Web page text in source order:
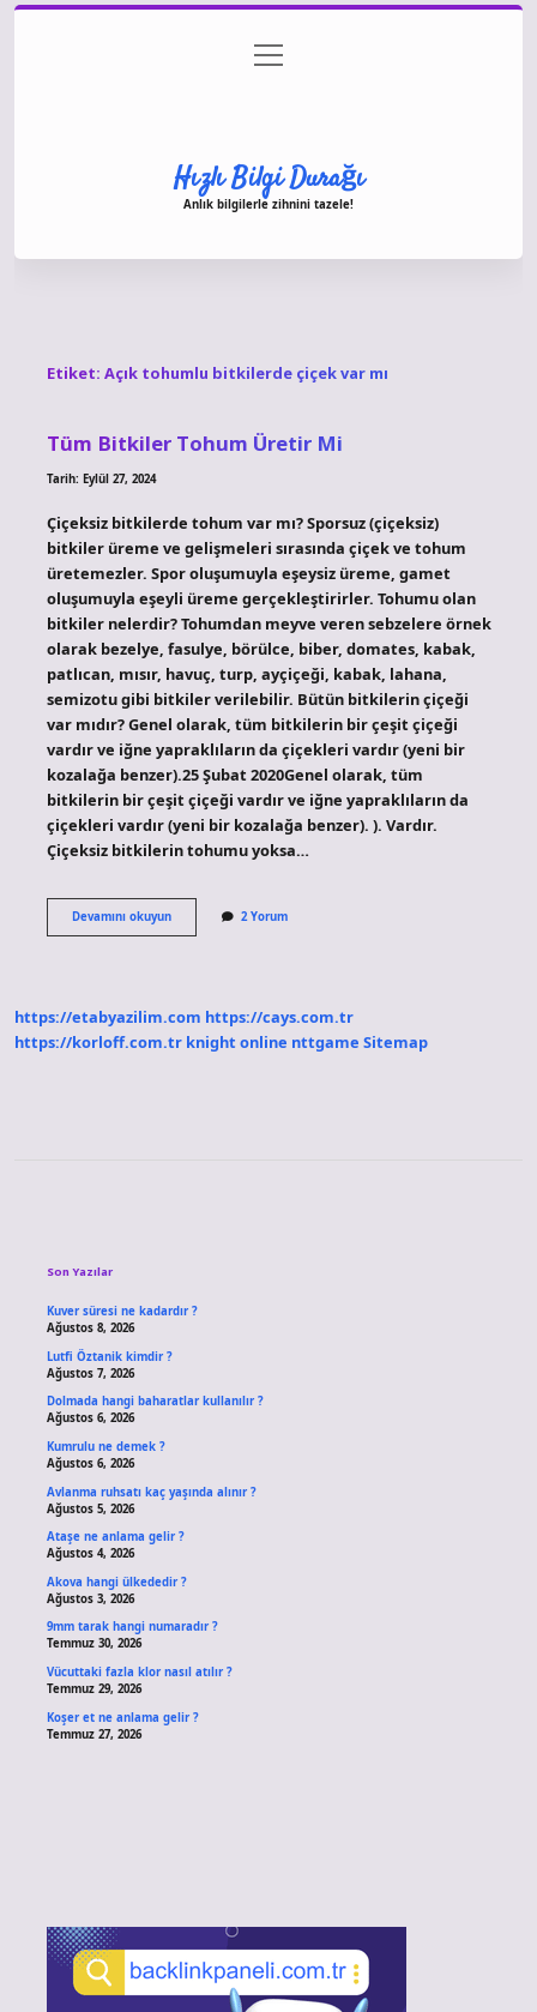
Gizlilik Politikası
menüyü
aç
Hızlı Bilgi Durağı
Anlık bilgilerle zihnini tazele!
Etiket: Açık tohumlu bitkilerde çiçek var mı
Tüm Bitkiler Tohum Üretir Mi
Tarih: Eylül 27, 2024
Çiçeksiz bitkilerde tohum var mı? Sporsuz (çiçeksiz)
bitkiler üreme ve gelişmeleri sırasında çiçek ve tohum
üretemezler. Spor oluşumuyla eşeysiz üreme, gamet
oluşumuyla eşeyli üreme gerçekleştirirler. Tohumu olan
bitkiler nelerdir? Tohumdan meyve veren sebzelere örnek
olarak bezelye, fasulye, börülce, biber, domates, kabak,
patlıcan, mısır, havuç, turp, ayçiçeği, kabak, lahana,
semizotu gibi bitkiler verilebilir. Bütün bitkilerin çiçeği
var mıdır? Genel olarak, tüm bitkilerin bir çeşit çiçeği
vardır ve iğne yapraklıların da çiçekleri vardır (yeni bir
kozalağa benzer).25 Şubat 2020Genel olarak, tüm
bitkilerin bir çeşit çiçeği vardır ve iğne yapraklıların da
çiçekleri vardır (yeni bir kozalağa benzer). ). Vardır.
Çiçeksiz bitkilerin tohumu yoksa…
Devamını okuyunTüm
Bitkiler
2 Yorum
https://etabyazilim.com https://cays.com.tr
https://korloff.com.tr knight online nttgame Sitemap
Son Yazılar
Kuver süresi ne kadardır ?
Ağustos 8, 2026
Lutfi Öztanik kimdir ?
Ağustos 7, 2026
Dolmada hangi baharatlar kullanılır ?
Ağustos 6, 2026
Kumrulu ne demek ?
Ağustos 6, 2026
Avlanma ruhsatı kaç yaşında alınır ?
Ağustos 5, 2026
Ataşe ne anlama gelir ?
Ağustos 4, 2026
Akova hangi ülkededir ?
Ağustos 3, 2026
9mm tarak hangi numaradır ?
Temmuz 30, 2026
Vücuttaki fazla klor nasıl atılır ?
Temmuz 29, 2026
Koşer et ne anlama gelir ?
Temmuz 27, 2026